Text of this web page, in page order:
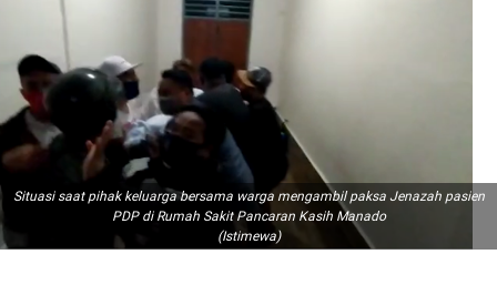
Situasi saat pihak keluarga bersama warga mengambil paksa Jenazah pasien
PDP di Rumah Sakit Pancaran Kasih Manado
(Istimewa)